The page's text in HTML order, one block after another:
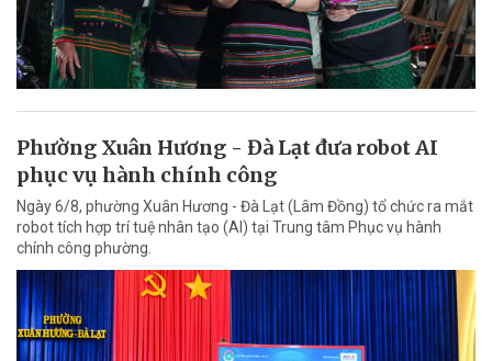
Phường Xuân Hương - Đà Lạt đưa robot AI
phục vụ hành chính công
Ngày 6/8, phường Xuân Hương - Đà Lạt (Lâm Đồng) tổ chức ra mắt
robot tích hợp trí tuệ nhân tạo (AI) tại Trung tâm Phục vụ hành
chính công phường.